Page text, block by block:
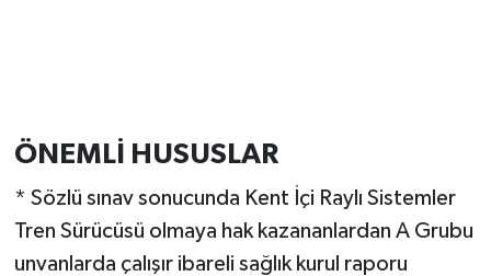
ÖNEMLİ HUSUSLAR
* Sözlü sınav sonucunda Kent İçi Raylı Sistemler
Tren Sürücüsü olmaya hak kazananlardan A Grubu
unvanlarda çalışır ibareli sağlık kurul raporu